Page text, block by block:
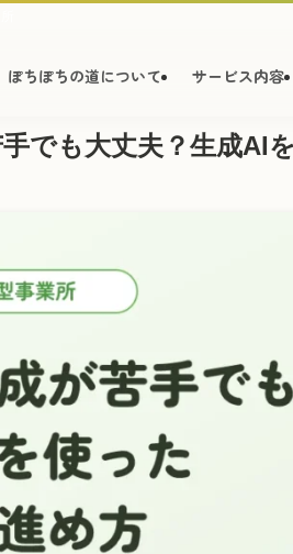
ぽちぽちの道について サービス内容
でも大丈夫？生成AI